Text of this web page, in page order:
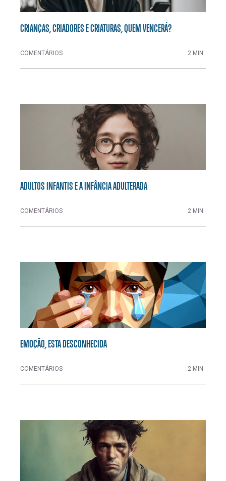
CRIANÇAS, CRIADORES E CRIATURAS, QUEM VENCERÁ?
COMENTÁRIOS 2 MIN
ADULTOS INFANTIS E A INFÂNCIA ADULTERADA
COMENTÁRIOS 2 MIN
EMOÇÃO, ESTA DESCONHECIDA
COMENTÁRIOS 2 MIN